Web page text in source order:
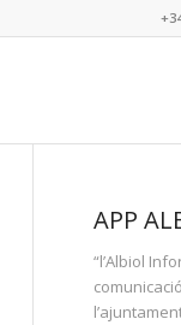
APP
“l’Albiol